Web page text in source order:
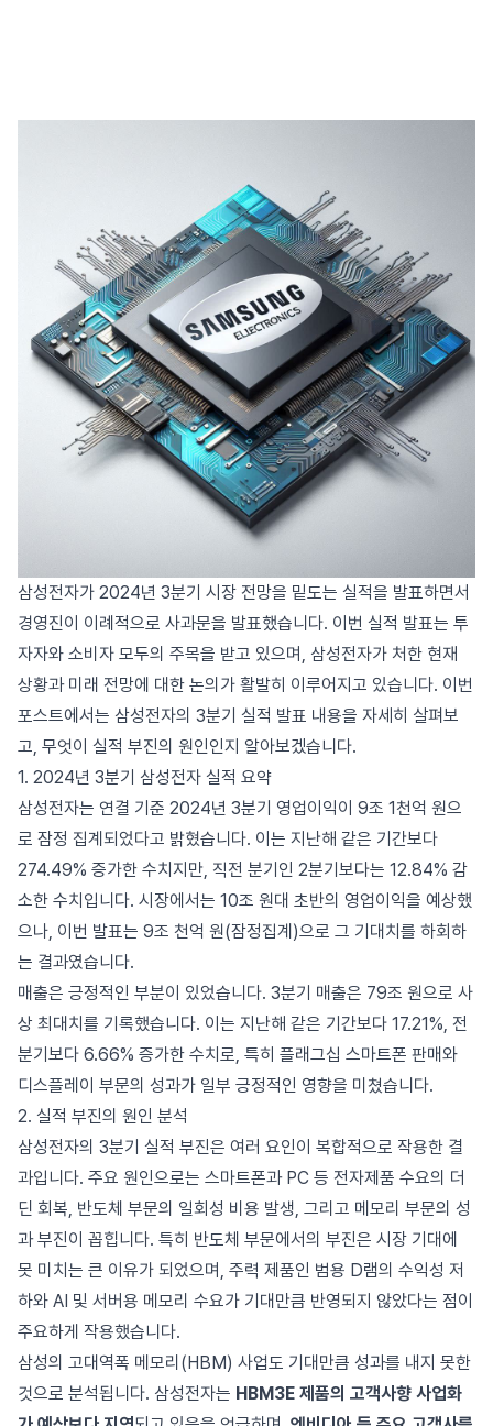
삼성전자가 2024년 3분기 시장 전망을 밑도는 실적을 발표하면서
경영진이 이례적으로 사과문을 발표했습니다. 이번 실적 발표는 투
자자와 소비자 모두의 주목을 받고 있으며, 삼성전자가 처한 현재
상황과 미래 전망에 대한 논의가 활발히 이루어지고 있습니다. 이번
포스트에서는 삼성전자의 3분기 실적 발표 내용을 자세히 살펴보
고, 무엇이 실적 부진의 원인인지 알아보겠습니다.
1. 2024년 3분기 삼성전자 실적 요약
삼성전자는 연결 기준 2024년 3분기 영업이익이 9조 1천억 원으
로 잠정 집계되었다고 밝혔습니다. 이는 지난해 같은 기간보다
274.49% 증가한 수치지만, 직전 분기인 2분기보다는 12.84% 감
소한 수치입니다. 시장에서는 10조 원대 초반의 영업이익을 예상했
으나, 이번 발표는 9조 천억 원(잠정집계)으로 그 기대치를 하회하
는 결과였습니다.
매출은 긍정적인 부분이 있었습니다. 3분기 매출은 79조 원으로 사
상 최대치를 기록했습니다. 이는 지난해 같은 기간보다 17.21%, 전
분기보다 6.66% 증가한 수치로, 특히 플래그십 스마트폰 판매와
디스플레이 부문의 성과가 일부 긍정적인 영향을 미쳤습니다.
2. 실적 부진의 원인 분석
삼성전자의 3분기 실적 부진은 여러 요인이 복합적으로 작용한 결
과입니다. 주요 원인으로는 스마트폰과 PC 등 전자제품 수요의 더
딘 회복, 반도체 부문의 일회성 비용 발생, 그리고 메모리 부문의 성
과 부진이 꼽힙니다. 특히 반도체 부문에서의 부진은 시장 기대에
못 미치는 큰 이유가 되었으며, 주력 제품인 범용 D램의 수익성 저
하와 AI 및 서버용 메모리 수요가 기대만큼 반영되지 않았다는 점이
주요하게 작용했습니다.
삼성의 고대역폭 메모리(HBM) 사업도 기대만큼 성과를 내지 못한
것으로 분석됩니다. 삼성전자는 HBM3E 제품의 고객사향 사업화